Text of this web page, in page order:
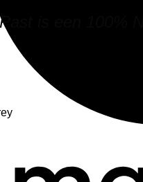
is een 100%